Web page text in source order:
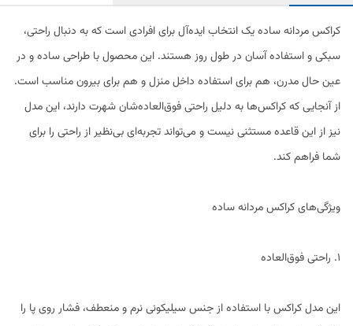
کراکس مردانه ساده یک انتخاب ایده‌آل برای افرادی است که به دنبال راحتی،
سبکی و استفاده آسان در طول روز هستند. این محصول با طراحی ساده و در
عین حال مدرن، هم برای استفاده داخل منزل و هم برای بیرون مناسب است.
از آنجایی که کراکس‌ها به دلیل راحتی فوق‌العاده‌شان شهرت دارند، این مدل
نیز از این قاعده مستثنی نیست و می‌تواند تجربه‌ای بی‌نظیر از راحتی را برای
شما فراهم کند.
ویژگی‌های کراکس مردانه ساده
1. راحتی فوق‌العاده
این مدل کراکس با استفاده از جنس سیلیکونی نرم و منعطف، فشار روی پا را